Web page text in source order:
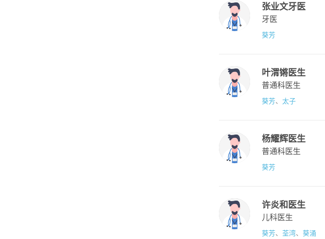
张业文牙医
牙医
葵芳
叶渭锵医生
普通科医生
葵芳、 太子
杨耀辉医生
普通科医生
葵芳
许炎和医生
儿科医生
葵芳、 荃湾、 葵涌